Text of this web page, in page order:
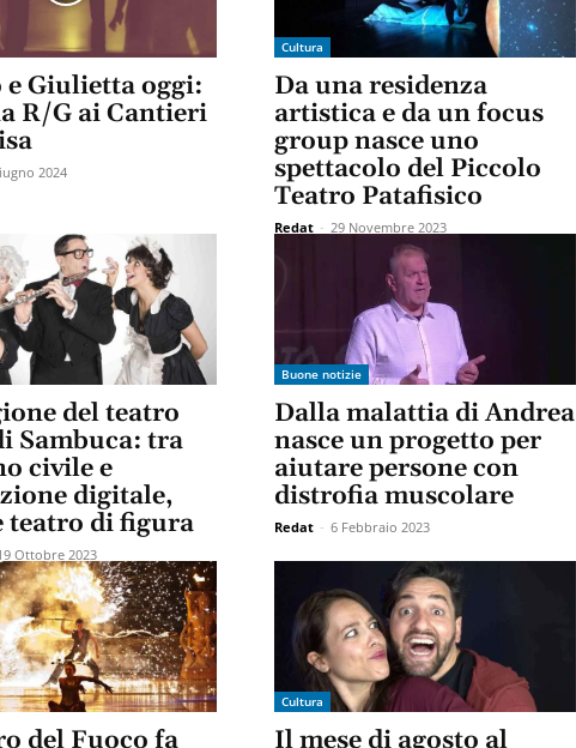
e Giulietta oggi:
R/G ai Cantieri
2024
Cultura
Da una residenza
artistica e da un focus
group nasce uno
spettacolo del Piccolo
Teatro Patafisico
Redat - 29 Novembre 2023
del teatro
Sambuca: tra
civile e
digitale,
teatro di figura
Ottobre 2023
Buone notizie
Dalla malattia di Andrea
nasce un progetto per
aiutare persone con
distrofia muscolare
Redat - 6 Febbraio 2023
del Fuoco fa
Cultura
Il mese di agosto al